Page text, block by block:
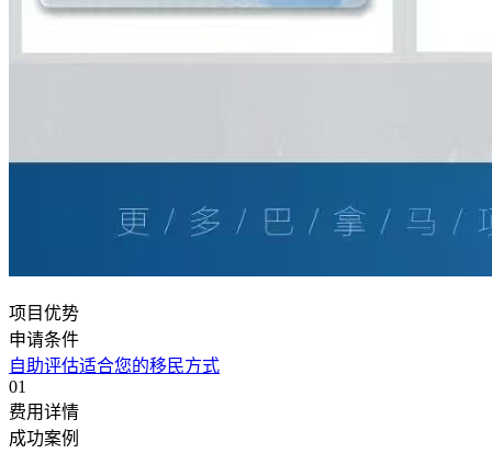
项目优势
申请条件
自助评估适合您的移民方式
01
费用详情
成功案例